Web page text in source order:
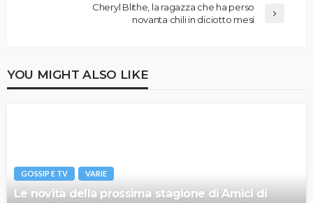
Cheryl Blithe, la ragazza che ha perso
novanta chili in diciotto mesi
YOU MIGHT ALSO LIKE
GOSSIP E TV VARIE
Le novità della prossima stagione di Amici di